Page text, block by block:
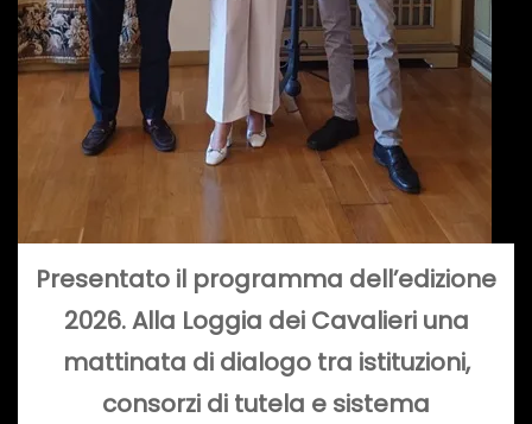
Presentato il programma dell’edizione
2026. Alla Loggia dei Cavalieri una
mattinata di dialogo tra istituzioni,
consorzi di tutela e sistema